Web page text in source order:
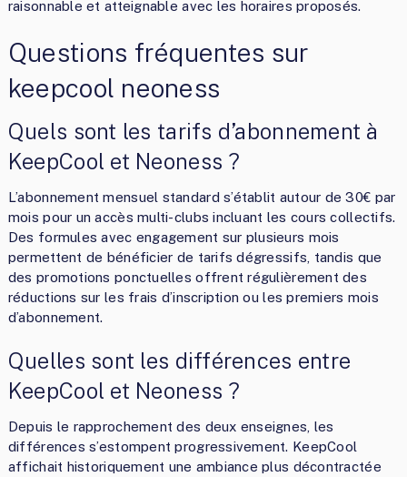
raisonnable et atteignable avec les horaires proposés.
Questions fréquentes sur
keepcool neoness
Quels sont les tarifs d’abonnement à
KeepCool et Neoness ?
L’abonnement mensuel standard s’établit autour de 30€ par
mois pour un accès multi-clubs incluant les cours collectifs.
Des formules avec engagement sur plusieurs mois
permettent de bénéficier de tarifs dégressifs, tandis que
des promotions ponctuelles offrent régulièrement des
réductions sur les frais d’inscription ou les premiers mois
d’abonnement.
Quelles sont les différences entre
KeepCool et Neoness ?
Depuis le rapprochement des deux enseignes, les
différences s’estompent progressivement. KeepCool
affichait historiquement une ambiance plus décontractée